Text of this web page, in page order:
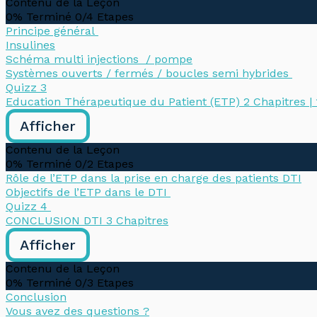
0% Terminé 0/4 Etapes
Principe général
Insulines
Schéma multi injections / pompe
Systèmes ouverts / fermés / boucles semi hybrides
Quizz 3
Education Thérapeutique du Patient (ETP) 2 Chapitres |
Afficher
Contenu de la Leçon
0% Terminé 0/2 Etapes
Rôle de l’ETP dans la prise en charge des patients DTI
Objectifs de l’ETP dans le DTI
Quizz 4
CONCLUSION DTI 3 Chapitres
Afficher
Contenu de la Leçon
0% Terminé 0/3 Etapes
Conclusion
Vous avez des questions ?